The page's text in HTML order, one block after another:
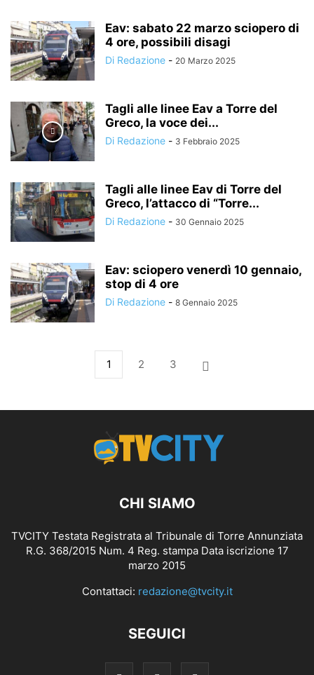
Eav: sabato 22 marzo sciopero di
4 ore, possibili disagi
Di Redazione - 20 Marzo 2025
Tagli alle linee Eav a Torre del
Greco, la voce dei...
Di Redazione - 3 Febbraio 2025
Tagli alle linee Eav di Torre del
Greco, l’attacco di “Torre...
Di Redazione - 30 Gennaio 2025
Eav: sciopero venerdì 10 gennaio,
stop di 4 ore
Di Redazione - 8 Gennaio 2025
1 2 3
CHI SIAMO
TVCITY Testata Registrata al Tribunale di Torre Annunziata
R.G. 368/2015 Num. 4 Reg. stampa Data iscrizione 17
marzo 2015
Contattaci: redazione@tvcity.it
SEGUICI